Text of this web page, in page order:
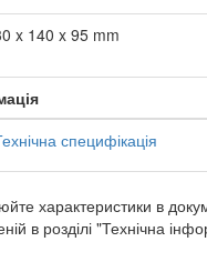
x 140 x 95 mm
специфікація
характеристики в
в розділі "Технічна